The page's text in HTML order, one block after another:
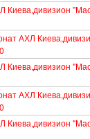
АХЛ
АХЛ